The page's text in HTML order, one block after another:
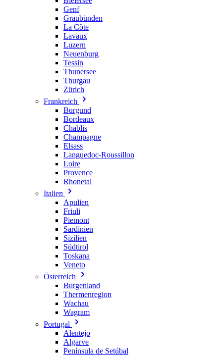
Genf
Graubünden
La Côte
Lavaux
Luzern
Neuenburg
Tessin
Thunersee
Thurgau
Zürich
Frankreich
Burgund
Bordeaux
Chablis
Champagne
Elsass
Languedoc-Roussillon
Loire
Provence
Rhonetal
Italien
Apulien
Friuli
Piemont
Sardinien
Sizilien
Südtirol
Toskana
Veneto
Österreich
Burgenland
Thermenregion
Wachau
Wagram
Portugal
Alentejo
Algarve
Península de Setúbal